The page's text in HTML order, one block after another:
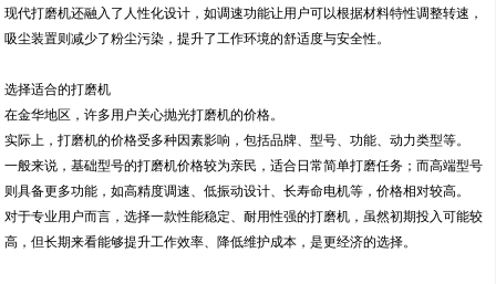
现代打磨机还融入了人性化设计，如调速功能让用户可以根据材料特性调整转速，
吸尘装置则减少了粉尘污染，提升了工作环境的舒适度与安全性。
选择适合的打磨机
在金华地区，许多用户关心抛光打磨机的价格。
实际上，打磨机的价格受多种因素影响，包括品牌、型号、功能、动力类型等。
一般来说，基础型号的打磨机价格较为亲民，适合日常简单打磨任务；而高端型号
则具备更多功能，如高精度调速、低振动设计、长寿命电机等，价格相对较高。
对于专业用户而言，选择一款性能稳定、耐用性强的打磨机，虽然初期投入可能较
高，但长期来看能够提升工作效率、降低维护成本，是更经济的选择。